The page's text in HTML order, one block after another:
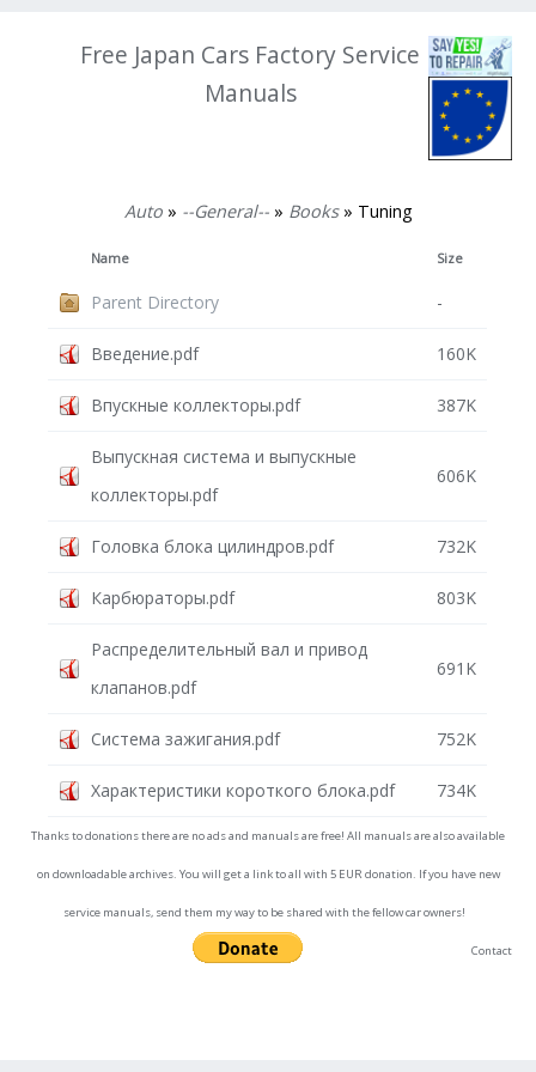
Free Japan Cars Factory Service
Manuals
Auto» --General--» Books» Tuning
Name Size
Parent Directory -
Введение.pdf 160K
Впускные коллекторы.pdf 387K
Выпускная система и выпускные
коллекторы.pdf
606K
Головка блока цилиндров.pdf 732K
Карбюраторы.pdf 803K
Распределительный вал и привод
клапанов.pdf
691K
Система зажигания.pdf 752K
Характеристики короткого блока.pdf 734K
Thanks to donations there are no ads and manuals are free! All manuals are also available
on downloadable archives. You will get a link to all with 5 EUR donation. If you have new
service manuals, send them my way to be shared with the fellow car owners!
Contact